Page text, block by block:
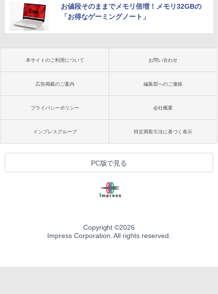
お値段そのままでメモリ倍増！メモリ32GBの
「お得なゲーミングノート」
本サイトのご利用について お問い合わせ
広告掲載のご案内 編集部へのご連絡
プライバシーポリシー 会社概要
インプレスグループ 特定商取引法に基づく表示
PC版で見る
Copyright ©2026
Impress Corporation. All rights reserved.